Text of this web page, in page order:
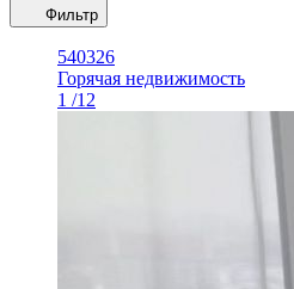
Фильтр
540326
Горячая недвижимость
1 /12